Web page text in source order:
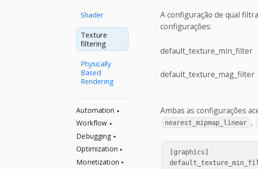
Shader
Texture
filtering
Physically
Based
Rendering
Automation
Workflow
Debugging
Optimization
Monetization
A configuração de qual
configurações:
default_texture_min_filter
default_texture_mag_filter
Ambas as configurações
nearest_mipmap_linear ,
[graphics]